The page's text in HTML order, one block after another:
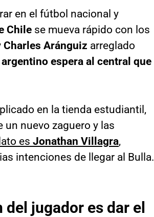
en el fútbol nacional y
Chile se mueva rápido con los
Charles Aránguiz arreglado
argentino espera al central que
en la tienda estudiantil,
nuevo zaguero y las
es Jonathan Villagra,
intenciones de llegar al Bulla.
jugador es dar el